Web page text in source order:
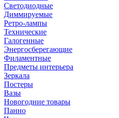
Светодиодные
Диммируемые
Ретро-лампы
Технические
Галогенные
Энергосберегающие
Филаментные
Предметы интерьера
Зеркала
Постеры
Вазы
Новогодние товары
Панно